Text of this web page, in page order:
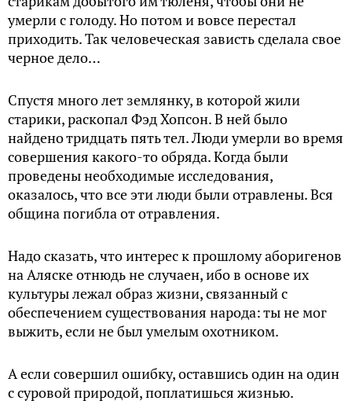
умерли с голоду. Но потом и вовсе перестал
приходить. Так человеческая зависть сделала свое
черное дело…
Спустя много лет землянку, в которой жили
старики, раскопал Фэд Хопсон. В ней было
найдено тридцать пять тел. Люди умерли во время
совершения какого-то обряда. Когда были
проведены необходимые исследования,
оказалось, что все эти люди были отравлены. Вся
община погибла от отравления.
Надо сказать, что интерес к прошлому аборигенов
на Аляске отнюдь не случаен, ибо в основе их
культуры лежал образ жизни, связанный с
обеспечением существования народа: ты не мог
выжить, если не был умелым охотником.
А если совершил ошибку, оставшись один на один
с суровой природой, поплатишься жизнью.